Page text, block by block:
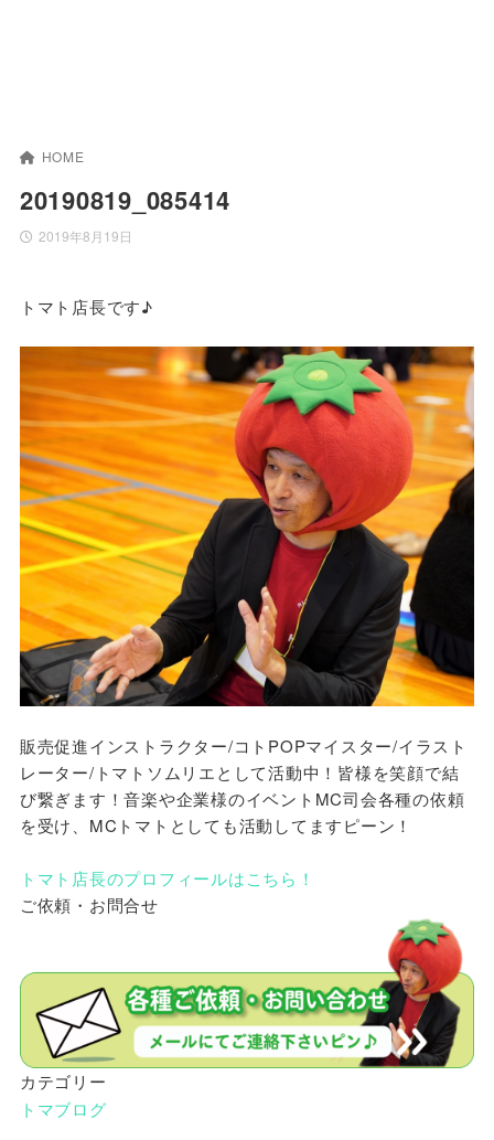
HOME
20190819_085414
2019年8月19日
トマト店長です♪
販売促進インストラクター/コトPOPマイスター/イラスト
レーター/トマトソムリエとして活動中！皆様を笑顔で結
び繋ぎます！音楽や企業様のイベントMC司会各種の依頼
を受け、MCトマトとしても活動してますピーン！
トマト店長のプロフィールはこちら！
ご依頼・お問合せ
カテゴリー
トマブログ